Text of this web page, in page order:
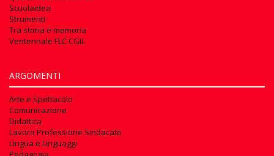
Scuolaidea
Strumenti
Tra storia e memoria
Ventennale FLC CGIL
ARGOMENTI
Arte e Spettacolo
Comunicazione
Didattica
Lavoro Professione Sindacato
Lingua e Linguaggi